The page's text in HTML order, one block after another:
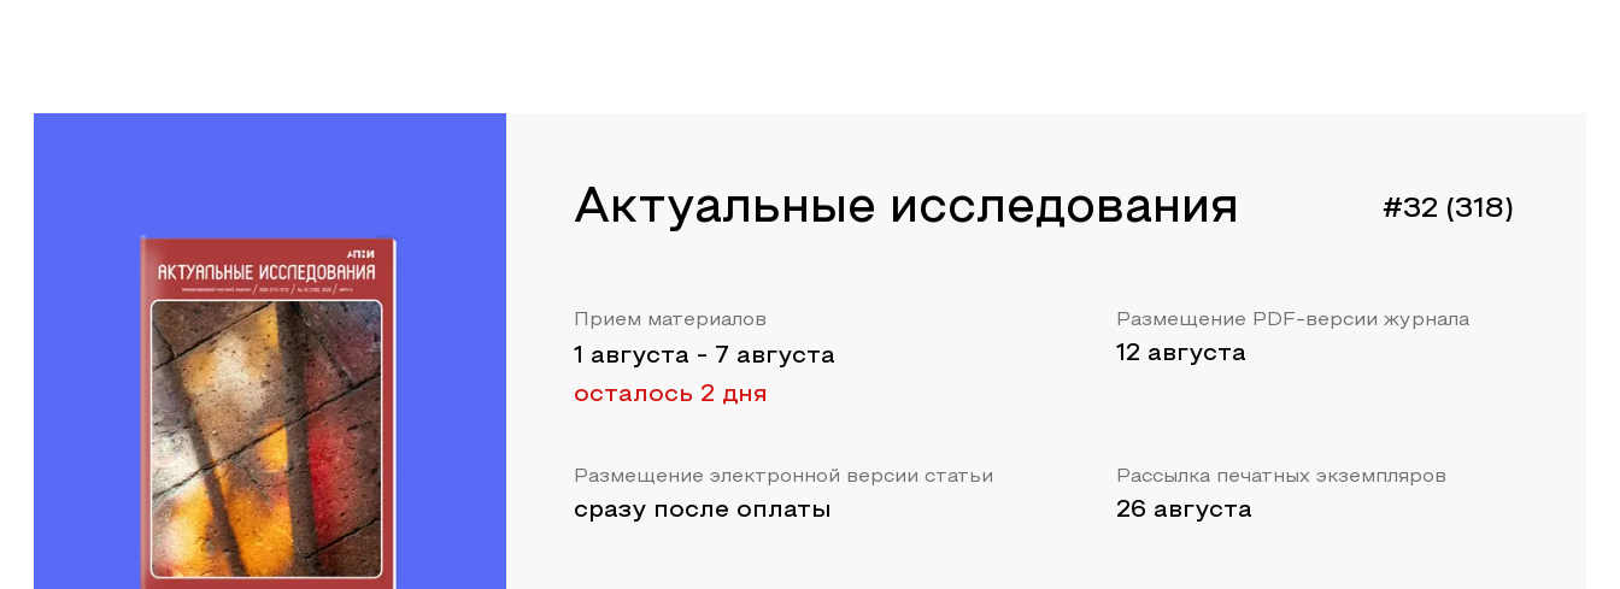
Актуальные исследования #32 (318)
Прием материалов
1 августа - 7 августа
осталось 2 дня
Размещение PDF-версии журнала
12 августа
Размещение электронной версии статьи
сразу после оплаты
Рассылка печатных экземпляров
26 августа